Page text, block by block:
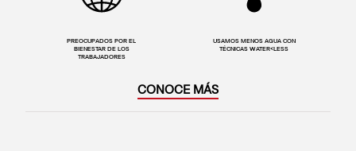
PREOCUPADOS POR EL
BIENESTAR DE LOS
TRABAJADORES
USAMOS MENOS AGUA CON
TÉCNICAS WATER<LESS
CONOCE MÁS